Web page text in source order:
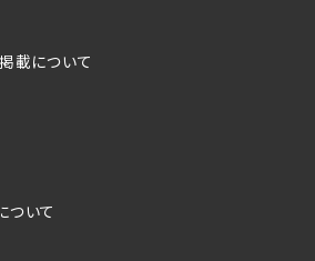
載について
ついて